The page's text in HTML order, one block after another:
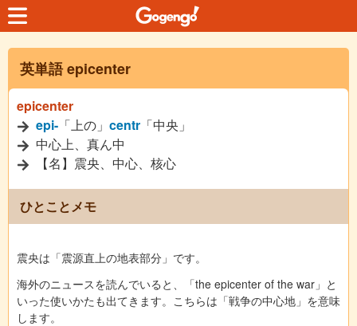
英単語 epicenter
epicenter
epi- 「上の」 centr 「中央」
中心上、真ん中
【名】震央、中心、核心
ひとことメモ
震央は「震源直上の地表部分」です。
海外のニュースを読んでいると、「the epicenter of the war」と
いった使いかたも出てきます。こちらは「戦争の中心地」を意味
します。